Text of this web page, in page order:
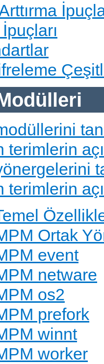
terimlerin
terimlerin
Ortak
event
netware
os2
prefork
winnt
worker